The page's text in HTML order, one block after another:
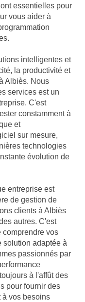
essentielles pour
vous aider à
intelligentes et
la productivité et
Albiès. Nous
services est un
C'est
constamment à
et
sur mesure,
technologies
évolution de
entreprise est
de gestion de
clients à Albiès
autres. C'est
comprendre vos
solution adaptée à
passionnés par
à l'affût des
pour fournir des
à vos besoins